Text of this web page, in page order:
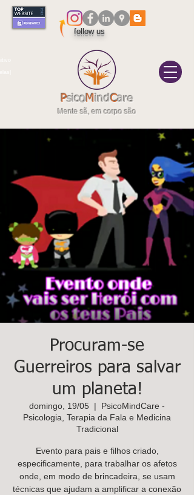
PsicoMindCare
Mente sã, em corpo são
follow us
KidsCare
Contacte-
soluçã
o!
Marcar
Procuram-se
Guerreiros para salvar
um planeta!
domingo, 19/05
  |
PsicoMindCare -
Psicologia, Terapia da Fala e Medicina
Tradicional
Evento para pais e filhos criado,
especificamente, para trabalhar os afetos
onde, em modo de brincadeira, se usam
técnicas que ajudam a amplificar a conexão